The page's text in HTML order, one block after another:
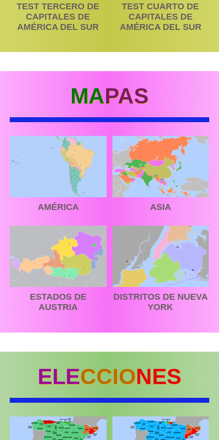
TEST TERCERO DE
CAPITALES DE
AMÉRICA DEL SUR
TEST CUARTO DE
CAPITALES DE
AMÉRICA DEL SUR
MAPAS
AMÉRICA ASIA
ESTADOS DE
AUSTRIA
DISTRITOS DE NUEVA
YORK
ELECCIONES